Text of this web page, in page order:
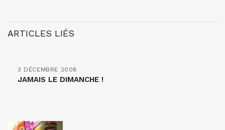
ARTICLES LIÉS
3 DÉCEMBRE 2008
JAMAIS LE DIMANCHE !